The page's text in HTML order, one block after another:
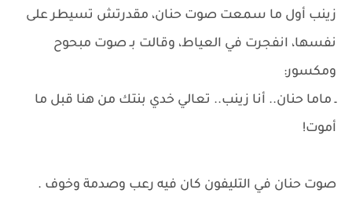
زينب أول ما سمعت صوت حنان، مقدرتش تسيطر على
نفسها، انفجرت في العياط، وقالت بـ صوت مبحوح
ومكسور:
ـ ماما حنان.. أنا زينب.. تعالي خدي بنتك من هنا قبل ما
أموت!
صوت حنان في التليفون كان فيه رعب وصدمة وخوف .